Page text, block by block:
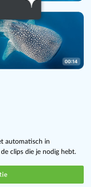
automatisch in
clips die je nodig hebt.